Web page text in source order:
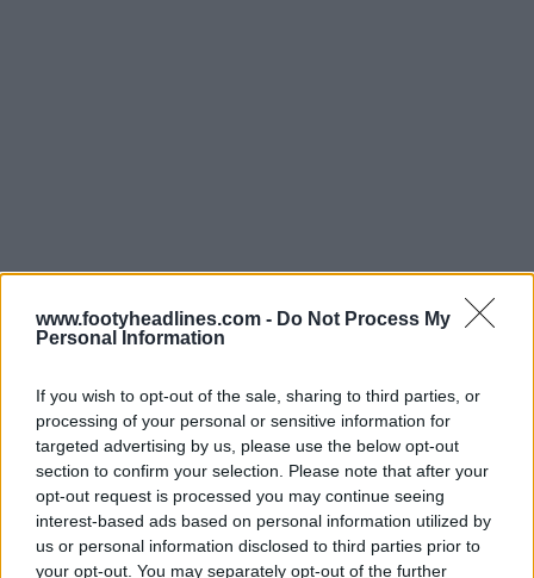
www.footyheadlines.com - Do Not Process My
Personal Information
If you wish to opt-out of the sale, sharing to third parties, or
processing of your personal or sensitive information for
targeted advertising by us, please use the below opt-out
section to confirm your selection. Please note that after your
opt-out request is processed you may continue seeing
interest-based ads based on personal information utilized by
us or personal information disclosed to third parties prior to
your opt-out. You may separately opt-out of the further
A UEFA, como é óbvio, tem os logótipos corretos para
todas as equipas da época 2024-2025.